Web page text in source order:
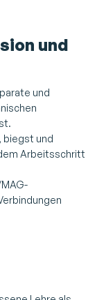
und
und
biegst und
Arbeitsschritt